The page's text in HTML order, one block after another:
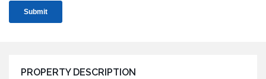
PROPERTY DESCRIPTION